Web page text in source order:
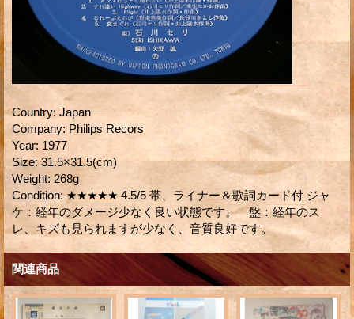
Country: Japan
Company: Philips Recors
Year: 1977
Size: 31.5×31.5(cm)
Weight: 268g
Condition: ★★★★★ 4.5/5 帯、ライナー＆歌詞カード付 ジャ
ケ：経年のダメージ少なく良い状態です。 盤：経年のス
レ、キズも見られますが少なく、音質良好です。
関連商品